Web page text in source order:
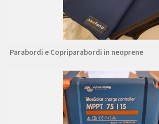
Parabordi e Copriparabordi in neoprene